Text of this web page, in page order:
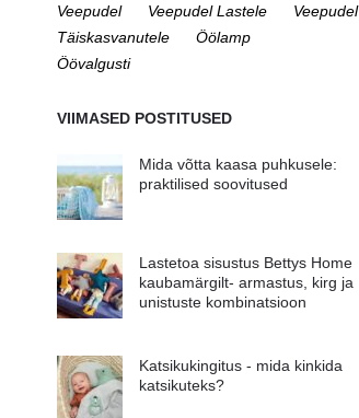
Veepudel
Veepudel Lastele
Veepudel
Täiskasvanutele
Öölamp
Öövalgusti
VIIMASED POSTITUSED
Mida võtta kaasa puhkusele:
praktilised soovitused
Lastetoa sisustus Bettys Home
kaubamärgilt- armastus, kirg ja
unistuste kombinatsioon
Katsikukingitus - mida kinkida
katsikuteks?